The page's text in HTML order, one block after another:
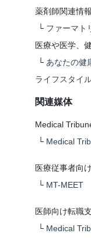
薬剤師関連情報
└ ファーマト
医療や医学、
└ あなたの健
ライフスタイ
関連媒体
Medical
└ Medical
医療従事者向
└ MT-MEET
医師向け転職
└ Medical